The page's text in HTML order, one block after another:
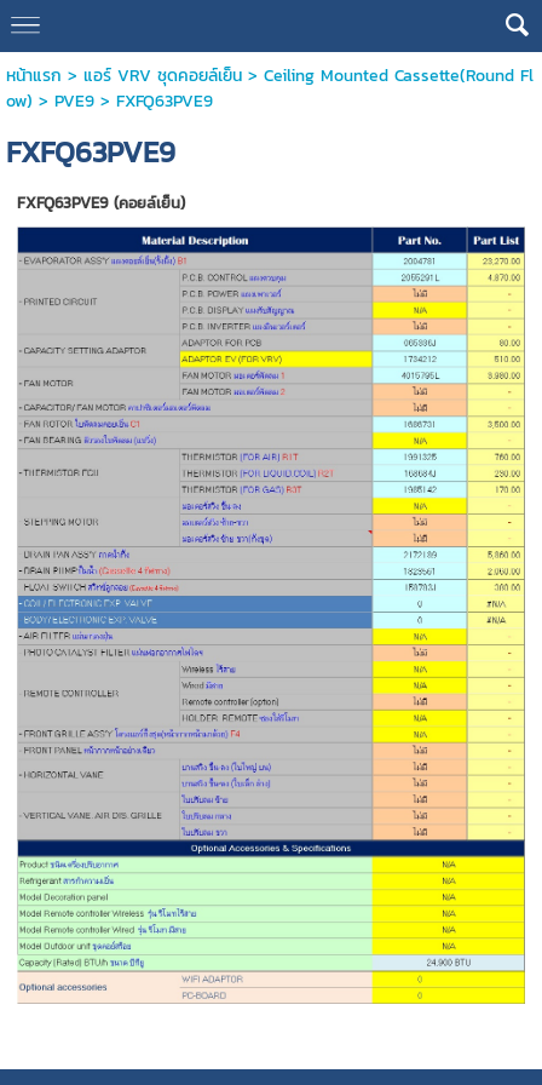
หน้าแรก > แอร์ VRV ชุดคอยล์เย็น> Ceiling Mounted Cassette(Round Fl
ow) > PVE9> FXFQ63PVE9
FXFQ63PVE9
FXFQ63PVE9 (คอยล์เย็น)